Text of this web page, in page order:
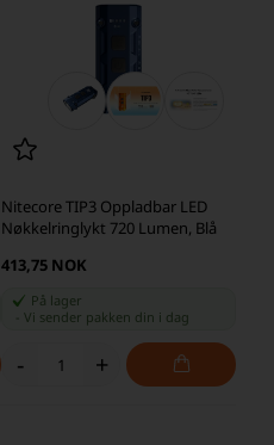
Nitecore TIP3 Oppladbar LED
Nøkkelringlykt 720 Lumen, Blå
413,75 NOK
På lager
Vi sender pakken din i dag
- +